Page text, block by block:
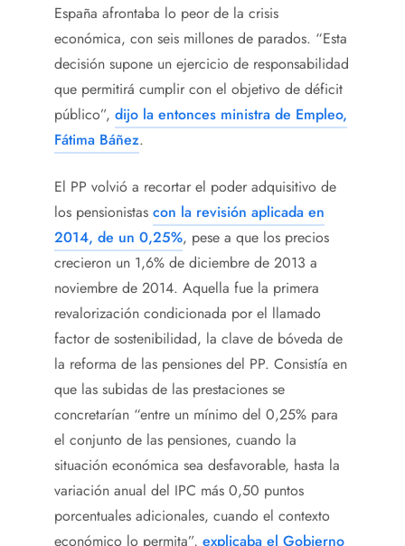
España afrontaba lo peor de la crisis
económica, con seis millones de parados. “Esta
decisión supone un ejercicio de responsabilidad
que permitirá cumplir con el objetivo de déficit
público”, dijo la entonces ministra de Empleo,
Fátima Báñez.
El PP volvió a recortar el poder adquisitivo de
los pensionistas con la revisión aplicada en
2014, de un 0,25%, pese a que los precios
crecieron un 1,6% de diciembre de 2013 a
noviembre de 2014. Aquella fue la primera
revalorización condicionada por el llamado
factor de sostenibilidad, la clave de bóveda de
la reforma de las pensiones del PP. Consistía en
que las subidas de las prestaciones se
concretarían “entre un mínimo del 0,25% para
el conjunto de las pensiones, cuando la
situación económica sea desfavorable, hasta la
variación anual del IPC más 0,50 puntos
porcentuales adicionales, cuando el contexto
económico lo permita”, explicaba el Gobierno